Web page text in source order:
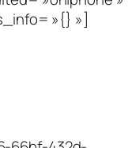
»{} »]